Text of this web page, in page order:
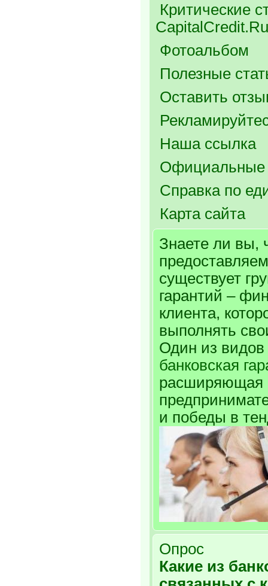
Критические
CapitalCredit.Ru
Фотоальбом
Полезные
Оставить
Наша ссылка
Официальные
Справка по
Карта сайта
Знаете ли вы,
существует
гарантий –
клиента,
выполнять
Один из видов
банковская
расширяющая
и победы в
Опрос
Какие из